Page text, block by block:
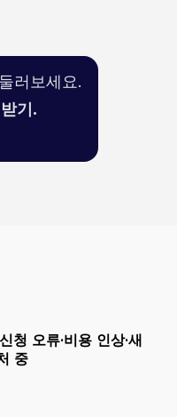
러보세요.
기.
청 오류·비용 인상·새
중